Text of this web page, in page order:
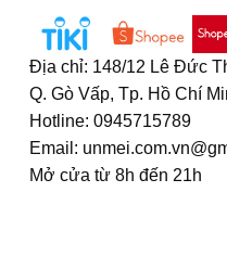
Địa chỉ: 148/12 Lê Đức
Q. Gò Vấp, Tp. Hồ Chí
Hotline: 0945715789
Email:
Mở cửa từ 8h đến 21h